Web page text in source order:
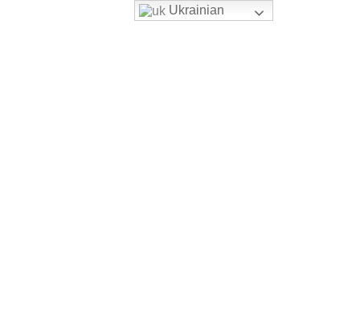
Ukrainian